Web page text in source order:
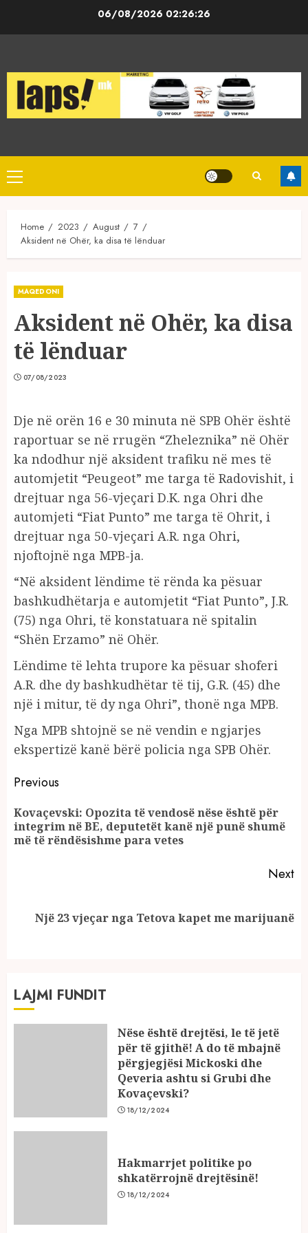
06/08/2026 02:26:27
Primary
Menu
Home 2023 August
7
Aksident në Ohër, ka disa të lënduar
MAQEDONI
Aksident në Ohër, ka disa
të lënduar
07/08/2023
Dje në orën 16 e 30 minuta në SPB Ohër është
raportuar se në rrugën “Zheleznika” në Ohër
ka ndodhur një aksident trafiku në mes të
automjetit “Peugeot” me targa të Radovishit, i
drejtuar nga 56-vjeçari D.K. nga Ohri dhe
automjeti “Fiat Punto” me targa të Ohrit, i
drejtuar nga 50-vjeçari A.R. nga Ohri,
njoftojnë nga MPB-ja.
“Në aksident lëndime të rënda ka pësuar
bashkudhëtarja e automjetit “Fiat Punto”, J.R.
(75) nga Ohri, të konstatuara në spitalin
“Shën Erzamo” në Ohër.
Lëndime të lehta trupore ka pësuar shoferi
A.R. dhe dy bashkudhëtar të tij, G.R. (45) dhe
një i mitur, të dy nga Ohri”, thonë nga MPB.
Nga MPB shtojnë se në vendin e ngjarjes
ekspertizë kanë bërë policia nga SPB Ohër.
Continue
Reading
Previous
Kovaçevski: Opozita të vendosë nëse është për
integrim në BE, deputetët kanë një punë shumë
më të rëndësishme para vetes
Next
NextNjë 23 vjeçar nga Tetova kapet me marijuanë
LAJMI FUNDIT
Nëse është drejtësi, le të jetë
për të gjithë! A do të mbajnë
përgjegjësi Mickoski dhe
Qeveria ashtu si Grubi dhe
Kovaçevski?
18/12/2024
Hakmarrjet politike po
shkatërrojnë drejtësinë!
18/12/2024